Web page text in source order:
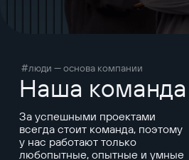
#люди — основа компании
Наша команда
За успешными проектами
всегда стоит команда, поэтому
у нас работают только
любопытные, опытные и умные